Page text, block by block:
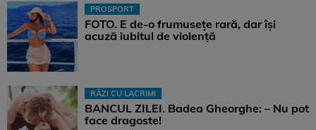
PROSPORT
FOTO. E de-o frumusețe rară, dar își
acuză iubitul de violență
RÂZI CU LACRIMI
BANCUL ZILEI. Badea Gheorghe: – Nu pot
face dragoste!